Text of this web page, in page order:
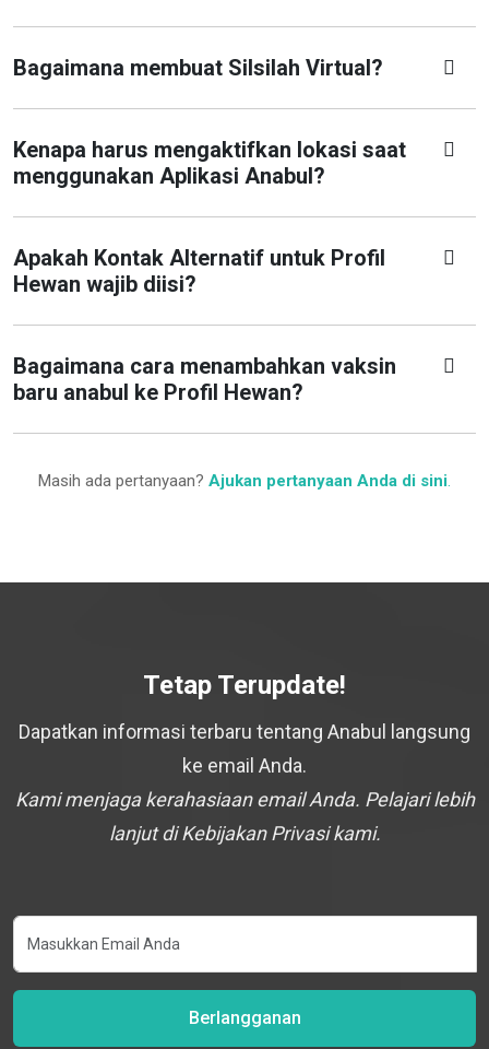
Bagaimana membuat Silsilah Virtual?
Kenapa harus mengaktifkan lokasi saat
menggunakan Aplikasi Anabul?
Apakah Kontak Alternatif untuk Profil
Hewan wajib diisi?
Bagaimana cara menambahkan vaksin
baru anabul ke Profil Hewan?
Masih ada pertanyaan? Ajukan pertanyaan Anda di sini.
Tetap Terupdate!
Dapatkan informasi terbaru tentang Anabul langsung
ke email Anda.
Kami menjaga kerahasiaan email Anda. Pelajari lebih
lanjut di Kebijakan Privasi kami.
Berlangganan